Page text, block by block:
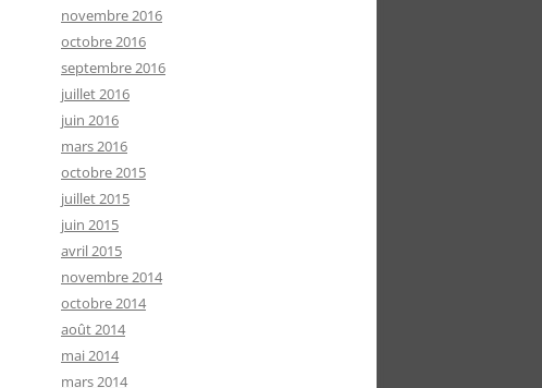
novembre 2016
octobre 2016
septembre 2016
juillet 2016
juin 2016
mars 2016
octobre 2015
juillet 2015
juin 2015
avril 2015
novembre 2014
octobre 2014
août 2014
mai 2014
mars 2014